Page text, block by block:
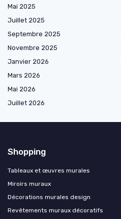
Mai 2025
Juillet 2025
Septembre 2025
Novembre 2025
Janvier 2026
Mars 2026
Mai 2026
Juillet 2026
Shopping
Tableaux et œuvres murales
Miroirs muraux
Décorations murales design
Revêtements muraux décoratifs